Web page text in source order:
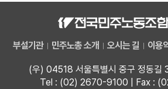
부설기관 민주노총 소개 오시는 길 이용
(우) 04518 서울특별시 중구 정동길
Tel : (02) 2670-9100 | Fax :